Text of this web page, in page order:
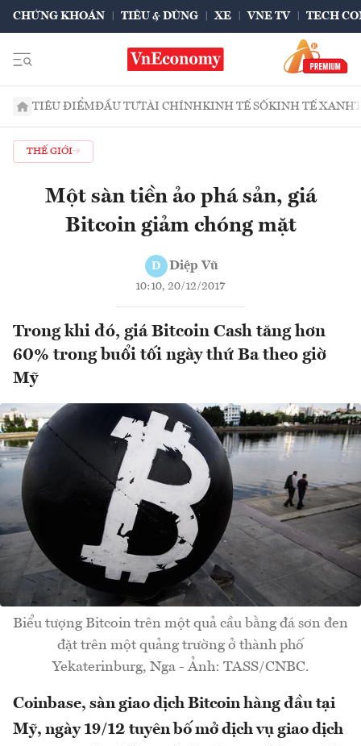
CHỨNG KHOÁN TIÊU & DÙNG XE VNE TV TECH
TIÊU ĐIỂMĐẦU TƯTÀI CHÍNHKINH TẾ SỐKINH TẾ XANH
THẾ GIỚI
Một sàn tiền ảo phá sản, giá
Bitcoin giảm chóng mặt
D Diệp Vũ
10:10, 20/12/2017
Trong khi đó, giá Bitcoin Cash tăng hơn
60% trong buổi tối ngày thứ Ba theo giờ
Mỹ
Biểu tượng Bitcoin trên một quả cầu bằng đá sơn đen
đặt trên một quảng trường ở thành phố
Yekaterinburg, Nga - Ảnh: TASS/CNBC.
Coinbase, sàn giao dịch Bitcoin hàng đầu tại
Mỹ, ngày 19/12 tuyên bố mở dịch vụ giao dịch